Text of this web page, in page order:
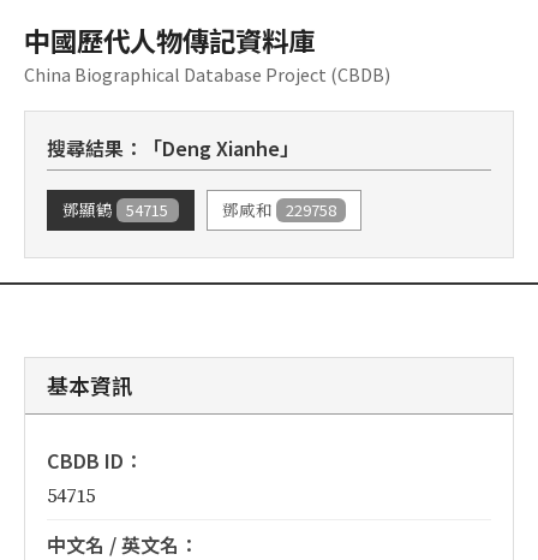
中國歷代人物傳記資料庫
China Biographical Database Project (CBDB)
搜尋結果：「Deng Xianhe」
鄧顯鶴 54715 鄧咸和 229758
基本資訊
CBDB ID：
54715
中文名 / 英文名：